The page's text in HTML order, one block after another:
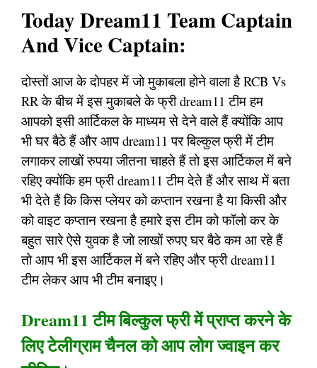
Today Dream11 Team Captain
And Vice Captain:
दोस्तों आज के दोपहर में जो मुकाबला होने वाला है RCB Vs
RR के बीच में इस मुकाबले के फ्री dream11 टीम हम
आपको इसी आर्टिकल के माध्यम से देने वाले हैं क्योंकि आप
भी घर बैठे हैं और आप dream11 पर बिल्कुल फ्री में टीम
लगाकर लाखों रुपया जीतना चाहते हैं तो इस आर्टिकल में बने
रहिए क्योंकि हम फ्री dream11 टीम देते हैं और साथ में बता
भी देते हैं कि किस प्लेयर को कप्तान रखना है या किसी और
को वाइट कप्तान रखना है हमारे इस टीम को फॉलो कर के
बहुत सारे ऐसे युवक है जो लाखों रुपए घर बैठे कम आ रहे हैं
तो आप भी इस आर्टिकल में बने रहिए और फ्री dream11
टीम लेकर आप भी टीम बनाइए।
Dream11 टीम बिल्कुल फ्री में प्राप्त करने के
लिए टेलीग्राम चैनल को आप लोग ज्वाइन कर